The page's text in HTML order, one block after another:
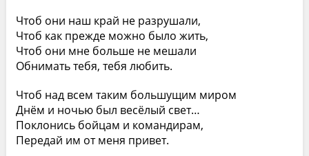
Чтоб они наш край не разрушали,
Чтоб как прежде можно было жить,
Чтоб они мне больше не мешали
Обнимать тебя, тебя любить.
Чтоб над всем таким большущим миром
Днём и ночью был весёлый свет…
Поклонись бойцам и командирам,
Передай им от меня привет.